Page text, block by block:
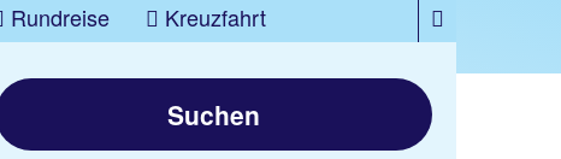
Rundreise
Kreuzfahrt
Suchen